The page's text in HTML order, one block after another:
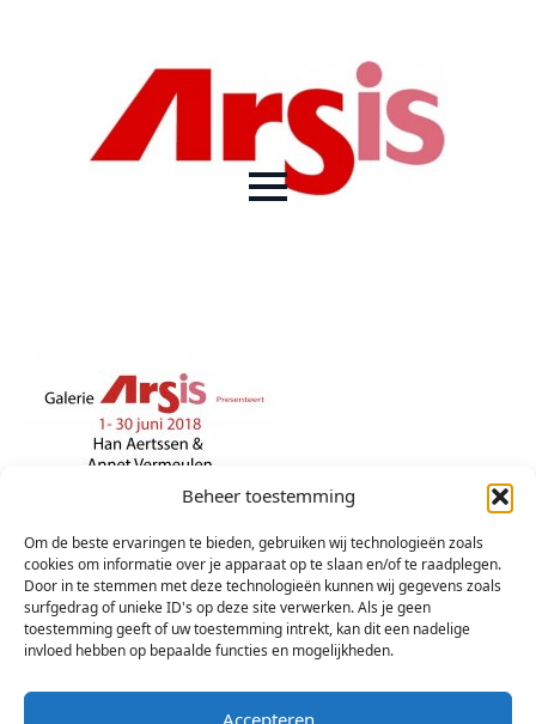
Beheer toestemming
Om de beste ervaringen te bieden, gebruiken wij technologieën zoals
cookies om informatie over je apparaat op te slaan en/of te raadplegen.
Door in te stemmen met deze technologieën kunnen wij gegevens zoals
surfgedrag of unieke ID's op deze site verwerken. Als je geen
toestemming geeft of uw toestemming intrekt, kan dit een nadelige
invloed hebben op bepaalde functies en mogelijkheden.
Accepteren